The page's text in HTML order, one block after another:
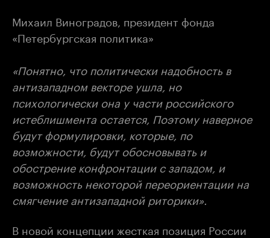
Михаил Виноградов, президент фонда
«Петербургская политика»
«Понятно, что политически надобность в
антизападном векторе ушла, но
психологически она у части российского
истеблишмента остается, Поэтому наверное
будут формулировки, которые, по
возможности, будут обосновывать и
обострение конфронтации с западом, и
возможность некоторой переориентации на
смягчение антизападной риторики».
В новой концепции жесткая позиция России